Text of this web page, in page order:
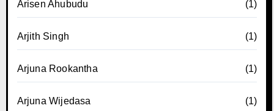
Arisen Ahubudu (1)
Arjith Singh (1)
Arjuna Rookantha (1)
Arjuna Wijedasa (1)